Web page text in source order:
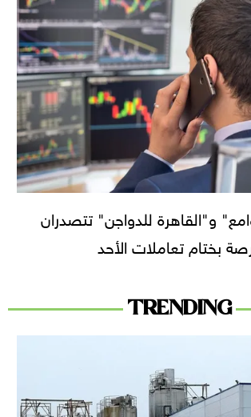
و"القاهرة للدواجن" تتصدران
بختام تعاملات الأحد
TRENDING